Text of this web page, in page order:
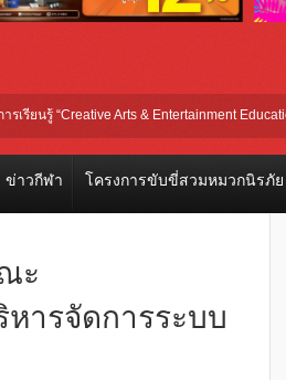
Arts & Entertainment Education” แ
ข่าวกีฬา โครงการขับขี่สวมหมวกนิรภัย
ะ
ารจัดการระบบ